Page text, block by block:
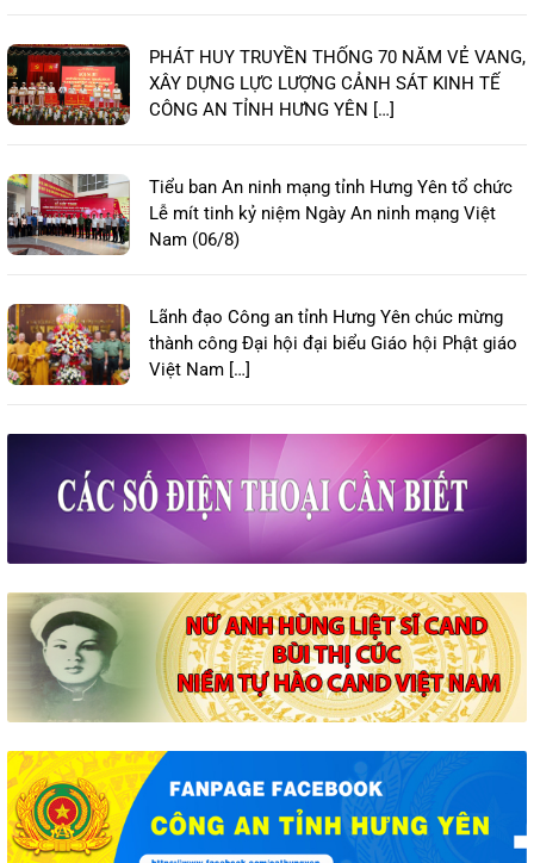
PHÁT HUY TRUYỀN THỐNG 70 NĂM VẺ VANG,
XÂY DỰNG LỰC LƯỢNG CẢNH SÁT KINH TẾ
CÔNG AN TỈNH HƯNG YÊN […]
Tiểu ban An ninh mạng tỉnh Hưng Yên tổ chức
Lễ mít tinh kỷ niệm Ngày An ninh mạng Việt
Nam (06/8)
Lãnh đạo Công an tỉnh Hưng Yên chúc mừng
thành công Đại hội đại biểu Giáo hội Phật giáo
Việt Nam […]